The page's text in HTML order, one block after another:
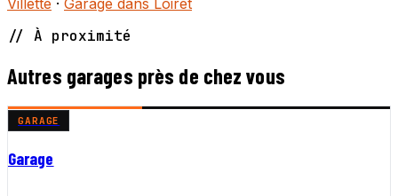
// À proximité
Autres garages près de chez vous
GARAGE
Garage